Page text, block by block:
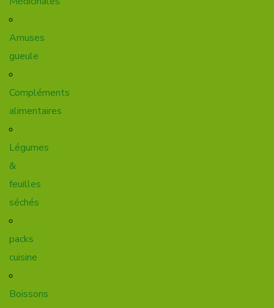
Amuses
gueule
Compléments
alimentaires
Légumes
&
feuilles
séchés
packs
cuisine
Boissons